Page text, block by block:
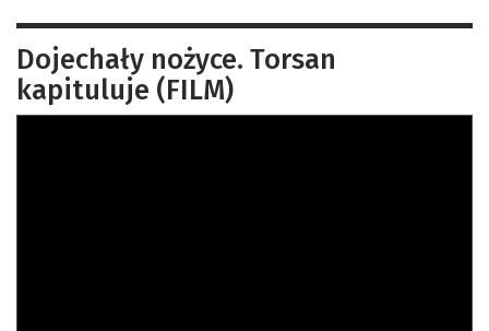
Dojechały nożyce. Torsan
kapituluje (FILM)